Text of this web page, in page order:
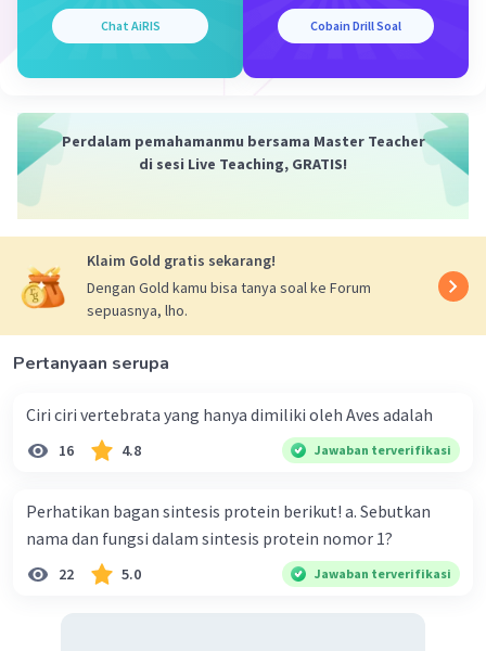
Iklan
21 Desember 2023 13:26
kebutuhan nutrisinya sendiri dari nitrogen
Beri Rating ·0.0(0) Balas
Chat AiRIS Cobain Drill Soal
Perdalam pemahamanmu bersama Master Teacher
di sesi Live Teaching, GRATIS!
Klaim Gold gratis sekarang!
Dengan Gold kamu bisa tanya soal ke Forum
sepuasnya, lho.
Pertanyaan serupa
Ciri ciri vertebrata yang hanya dimiliki oleh Aves adalah
16 4.8 Jawaban terverifikasi
Perhatikan bagan sintesis protein berikut! a. Sebutkan
nama dan fungsi dalam sintesis protein nomor 1?
22 5.0 Jawaban terverifikasi